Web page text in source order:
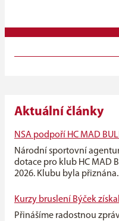
Aktuální články
NSA podpoří HC MAD
Národní sportovní
dotace pro klub HC MAD
2026. Klubu byla
Kurzy bruslení Býček
Přinášíme radostnou